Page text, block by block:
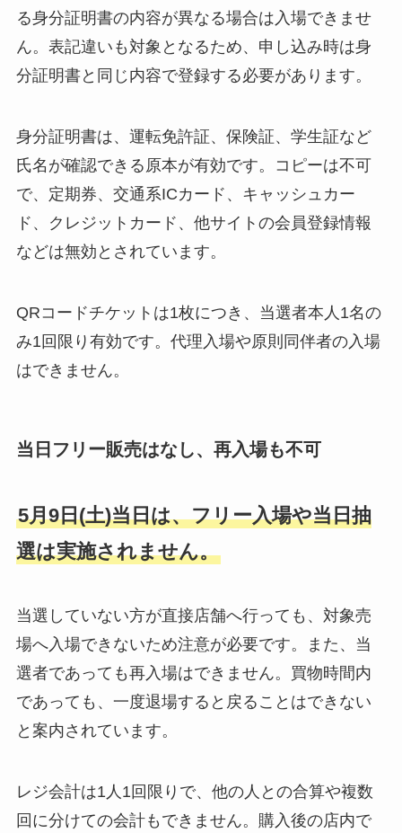
る身分証明書の内容が異なる場合は入場できませ
ん。表記違いも対象となるため、申し込み時は身
分証明書と同じ内容で登録する必要があります。
身分証明書は、運転免許証、保険証、学生証など
氏名が確認できる原本が有効です。コピーは不可
で、定期券、交通系ICカード、キャッシュカー
ド、クレジットカード、他サイトの会員登録情報
などは無効とされています。
QRコードチケットは1枚につき、当選者本人1名の
み1回限り有効です。代理入場や原則同伴者の入場
はできません。
当日フリー販売はなし、再入場も不可
5月9日(土)当日は、フリー入場や当日抽
選は実施されません。
当選していない方が直接店舗へ行っても、対象売
場へ入場できないため注意が必要です。また、当
選者であっても再入場はできません。買物時間内
であっても、一度退場すると戻ることはできない
と案内されています。
レジ会計は1人1回限りで、他の人との合算や複数
回に分けての会計もできません。購入後の店内で